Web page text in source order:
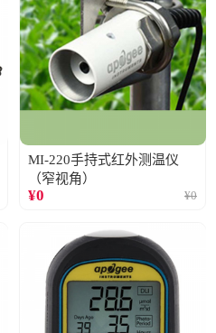
MI-220手持式红外测温仪
（窄视角）
¥0 ¥0